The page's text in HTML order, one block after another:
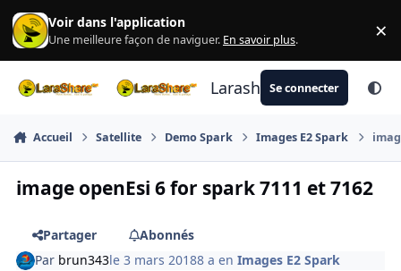
Aller au contenu
Voir dans l'application
Une meilleure façon de naviguer. En savoir plus. ×
LarashareSe connecter
Accueil Satellite Demo Spark Images E2 Spark
image openEsi 6 for spark 7111 et 7162
Partager
Abonnés
Par brun343le 3 mars 20188 a enImages E2 Spark